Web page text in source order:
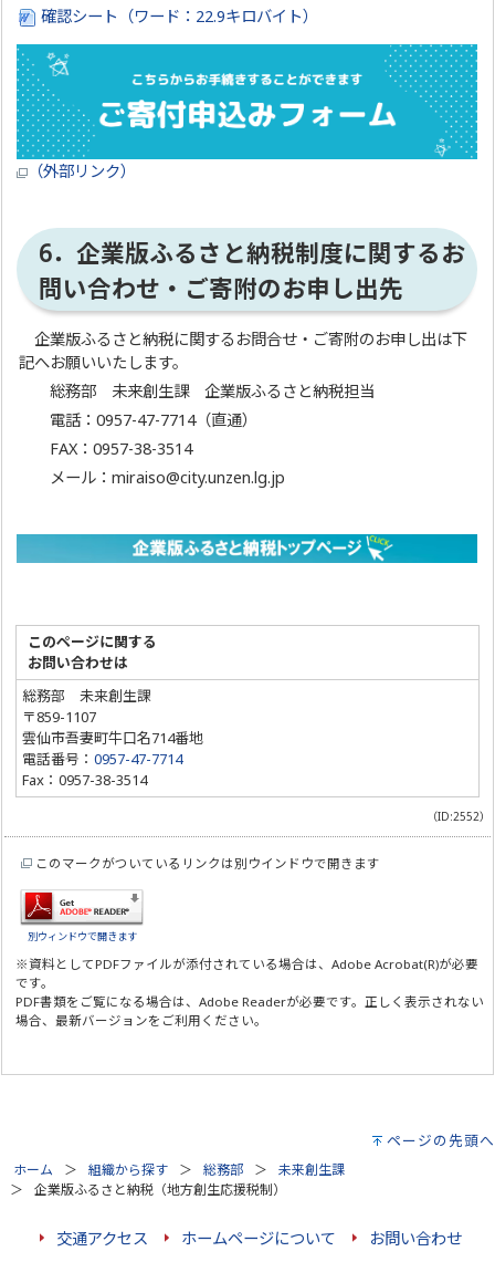
確認シート（ワード：22.9キロバイト）
（外部リンク）
6．企業版ふるさと納税制度に関するお
問い合わせ・ご寄附のお申し出先
企業版ふるさと納税に関するお問合せ・ご寄附のお申し出は下
記へお願いいたします。
総務部 未来創生課 企業版ふるさと納税担当
電話：0957-47-7714（直通）
FAX：0957-38-3514
メール：miraiso@city.unzen.lg.jp
このページに関する
お問い合わせは
総務部 未来創生課
〒859-1107
雲仙市吾妻町牛口名714番地
電話番号：0957-47-7714
Fax：0957-38-3514
（ID:2552）
このマークがついているリンクは別ウインドウで開きます
別ウィンドウで開きます
※資料としてPDFファイルが添付されている場合は、Adobe Acrobat(R)が必要
です。
PDF書類をご覧になる場合は、Adobe Readerが必要です。正しく表示されない
場合、最新バージョンをご利用ください。
ページの先頭へ
ホーム 組織から探す 総務部
未来創生課
企業版ふるさと納税（地方創生応援税制）
交通アクセス ホームページについて お問い合わせ